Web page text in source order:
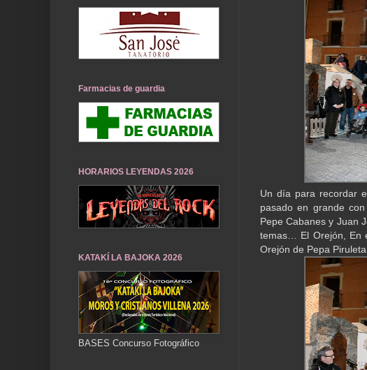
Un día para recordar
pasado en grande
Pepe Cabanes y Juan
temas… El Orejón, En
Orejón de Pepa
Farmacias de guardia
HORARIOS LEYENDAS 2026
KATAKÍ LA BAJOKA 2026
BASES Concurso Fotográfico